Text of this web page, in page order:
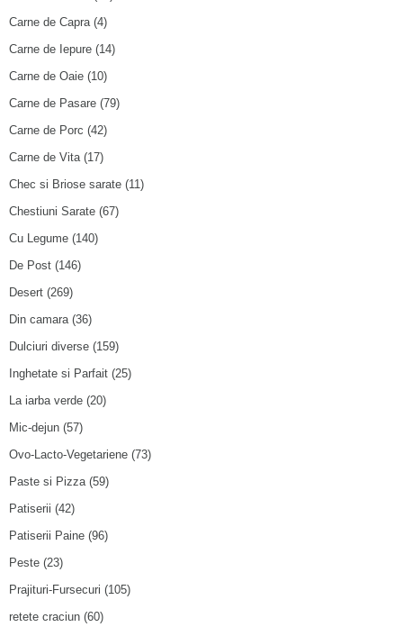
Carne de Capra(4)
Carne de Iepure (14)
Carne de Oaie (10)
Carne de Pasare (79)
Carne de Porc (42)
Carne de Vita(17)
Chec si Briose sarate (11)
Chestiuni Sarate (67)
Cu Legume (140)
De Post (146)
Desert (269)
Din camara(36)
Dulciuri diverse (159)
Inghetate si Parfait (25)
La iarba verde (20)
Mic-dejun (57)
Ovo-Lacto-Vegetariene (73)
Paste si Pizza(59)
Patiserii (42)
Patiserii Paine (96)
Peste (23)
Prajituri-Fursecuri (105)
retete craciun (60)